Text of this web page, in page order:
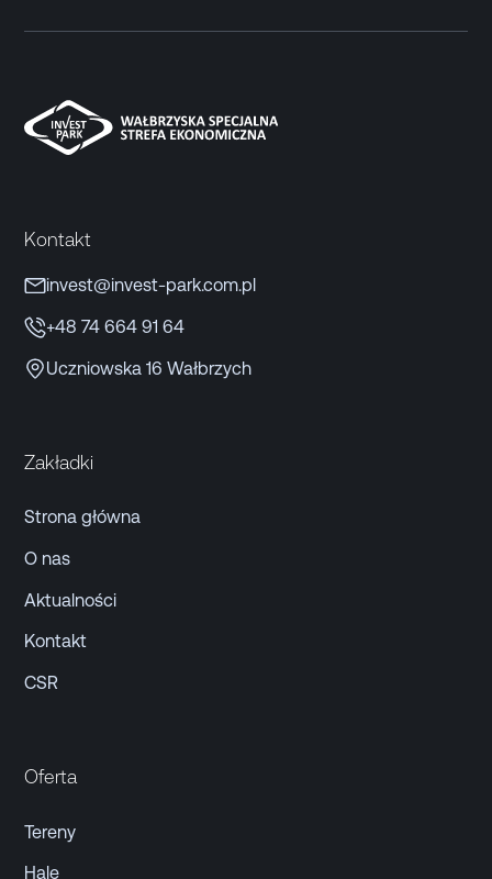
Kontakt
invest@invest-park.com.pl
+48 74 664 91 64
Uczniowska 16 Wałbrzych
Zakładki
Strona główna
O nas
Aktualności
Kontakt
CSR
Oferta
Tereny
Hale